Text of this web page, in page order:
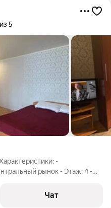
5
-
рынок - Этаж: 4 -
Санузел: совмещен (ванна) -
Чат